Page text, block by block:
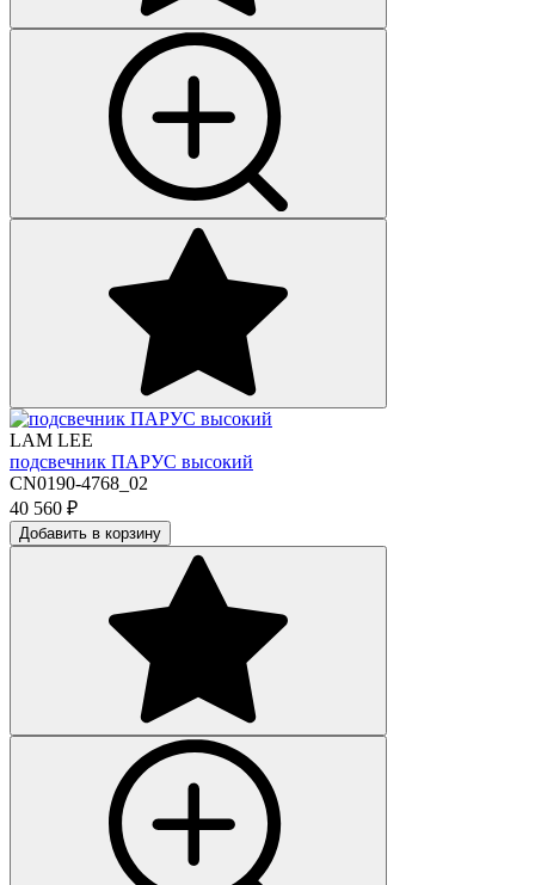
LAM LEE
подсвечник ПАРУС высокий
CN0190-4768_02
40 560 ₽
Добавить в корзину